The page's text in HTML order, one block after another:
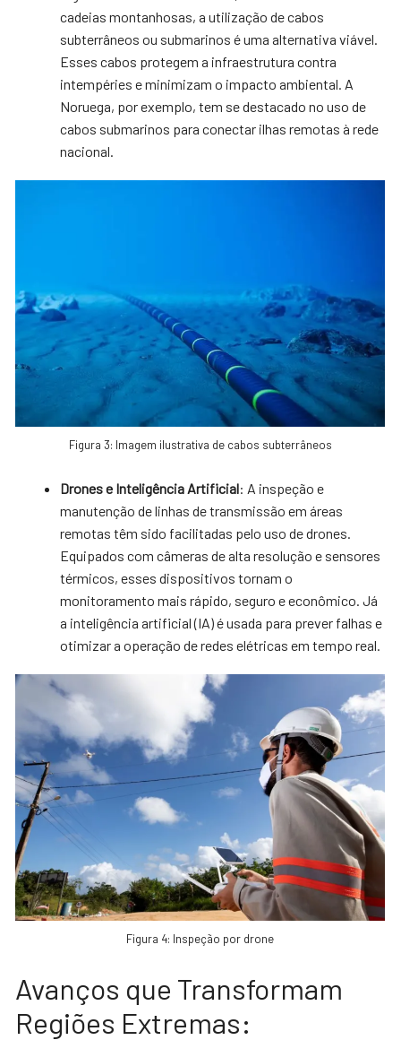
cadeias montanhosas, a utilização de cabos
subterrâneos ou submarinos é uma alternativa viável.
Esses cabos protegem a infraestrutura contra
intempéries e minimizam o impacto ambiental. A
Noruega, por exemplo, tem se destacado no uso de
cabos submarinos para conectar ilhas remotas à rede
nacional.
Figura 3: Imagem ilustrativa de cabos subterrâneos
Drones e Inteligência Artificial: A inspeção e
manutenção de linhas de transmissão em áreas
remotas têm sido facilitadas pelo uso de drones.
Equipados com câmeras de alta resolução e sensores
térmicos, esses dispositivos tornam o
monitoramento mais rápido, seguro e econômico. Já
a inteligência artificial (IA) é usada para prever falhas e
otimizar a operação de redes elétricas em tempo real.
Figura 4: Inspeção por drone
Avanços que Transformam
Regiões Extremas: